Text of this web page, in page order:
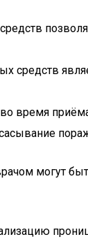
средств
во время
могут